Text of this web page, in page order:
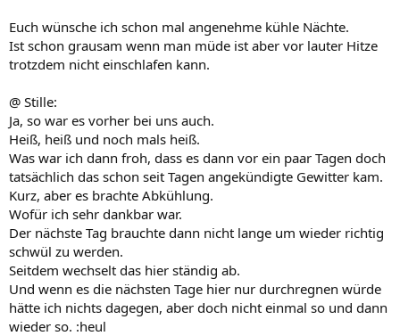
Euch wünsche ich schon mal angenehme kühle Nächte.
Ist schon grausam wenn man müde ist aber vor lauter Hitze
trotzdem nicht einschlafen kann.
@ Stille:
Ja, so war es vorher bei uns auch.
Heiß, heiß und noch mals heiß.
Was war ich dann froh, dass es dann vor ein paar Tagen doch
tatsächlich das schon seit Tagen angekündigte Gewitter kam.
Kurz, aber es brachte Abkühlung.
Wofür ich sehr dankbar war.
Der nächste Tag brauchte dann nicht lange um wieder richtig
schwül zu werden.
Seitdem wechselt das hier ständig ab.
Und wenn es die nächsten Tage hier nur durchregnen würde
hätte ich nichts dagegen, aber doch nicht einmal so und dann
wieder so. :heul